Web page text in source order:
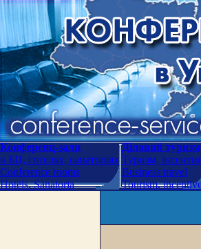
Конференц-зали
в БЦ, готелях, санаторіях
Conference rooms
Hotels. Sanatoria
Діловий туризм
Туризм,
Business travel
Tourism,